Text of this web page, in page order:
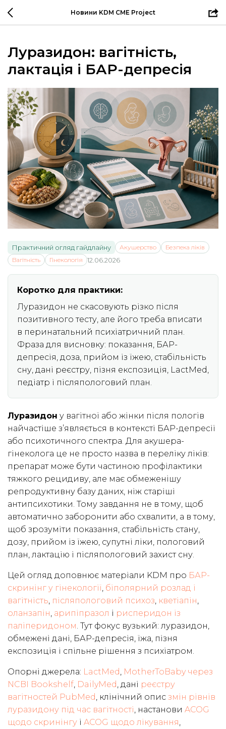
Новини KDM CME Project
Луразидон: вагітність,
лактація і БАР-депресія
Практичний огляд гайдлайну Акушерство
Безпека ліків
Вагітність
Гінекологія 12.06.2026
Коротко для практики:
Луразидон не скасовують різко після
позитивного тесту, але його треба вписати
в перинатальний психіатричний план.
Фраза для висновку: показання, БАР-
депресія, доза, прийом із їжею, стабільність
сну, дані реєстру, пізня експозиція, LactMed,
педіатр і післяпологовий план.
Луразидон у вагітної або жінки після пологів
найчастіше з’являється в контексті БАР-депресії
або психотичного спектра. Для акушера-
гінеколога це не просто назва в переліку ліків:
препарат може бути частиною профілактики
тяжкого рецидиву, але має обмеженішу
репродуктивну базу даних, ніж старіші
антипсихотики. Тому завдання не в тому, щоб
автоматично заборонити або схвалити, а в тому,
щоб зрозуміти показання, стабільність стану,
дозу, прийом із їжею, супутні ліки, пологовий
план, лактацію і післяпологовий захист сну.
Цей огляд доповнює матеріали KDM про БАР-
скринінг у гінекології біполярний розлад і
вагітність післяпологовий психоз кветіапін
оланзапін арипіпразол і рисперидон із
паліперидоном . Тут фокус вузький: луразидон,
обмежені дані, БАР-депресія, їжа, пізня
експозиція і спільне рішення з психіатром.
Опорні джерела: LactMed MotherToBaby через
NCBI Bookshelf DailyMed , дані реєстру
вагітностей PubMed , клінічний опис змін рівнів
луразидону під час вагітності , настанови ACOG
щодо скринінгу і ACOG щодо лікування